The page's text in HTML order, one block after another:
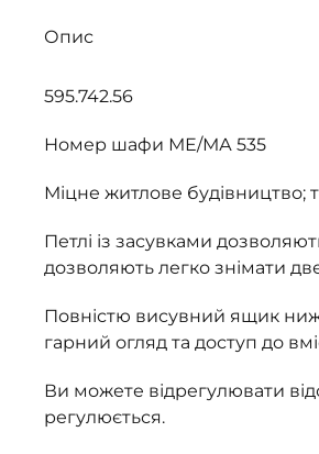
Опис
595.742.56
Номер шафи МЕ/МА 535
Міцне житлове будівництво;
Петлі із засувками
дозволяють легко знімати
Повністю висувний ящик
гарний огляд та доступ до
Ви можете відрегулювати
регулюється.